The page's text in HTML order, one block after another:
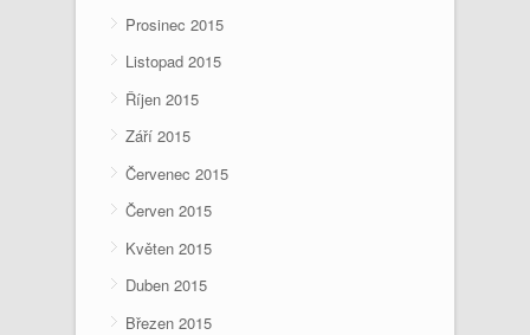
Prosinec 2015
Listopad 2015
Říjen 2015
Září 2015
Červenec 2015
Červen 2015
Květen 2015
Duben 2015
Březen 2015